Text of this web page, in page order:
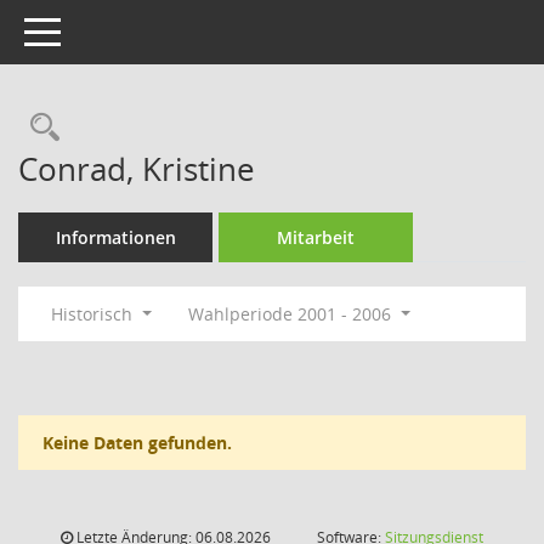
Toggle navigation
Rechercheauswahl
Conrad, Kristine
Informationen Mitarbeit
Historisch Wahlperiode 2001 - 2006
Keine Daten gefunden.
Letzte Änderung: 06.08.2026 Software:Sitzungsdienst